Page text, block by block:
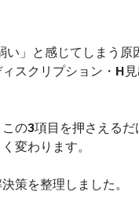
い」と感じてしまう原
スクリプション・H
の3項目を押さえるだ
変わります。
策を整理しました。